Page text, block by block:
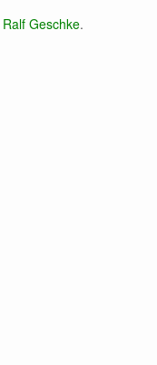
Ralf Geschke.